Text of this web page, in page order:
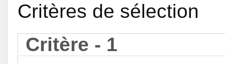
Critères de sélection
Critère - 1